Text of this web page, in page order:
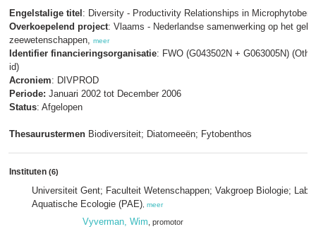
Engelstalige titel : Diversity - Productivity Relationships in
Overkoepelend project: Vlaams - Nederlandse samenwerking op het
zeewetenschappen, meer
Identifier financieringsorganisatie: FWO (G043502N + G063005N)
id)
Acroniem: DIVPROD
Periode: Januari 2002 tot December 2006
Status: Afgelopen
Thesaurustermen Biodiversiteit; Diatomeeën; Fytobenthos
Instituten (6)
Universiteit Gent; Faculteit Wetenschappen; Vakgroep Biologie;
Aquatische Ecologie (PAE) meer
Vyverman, Wim , promotor